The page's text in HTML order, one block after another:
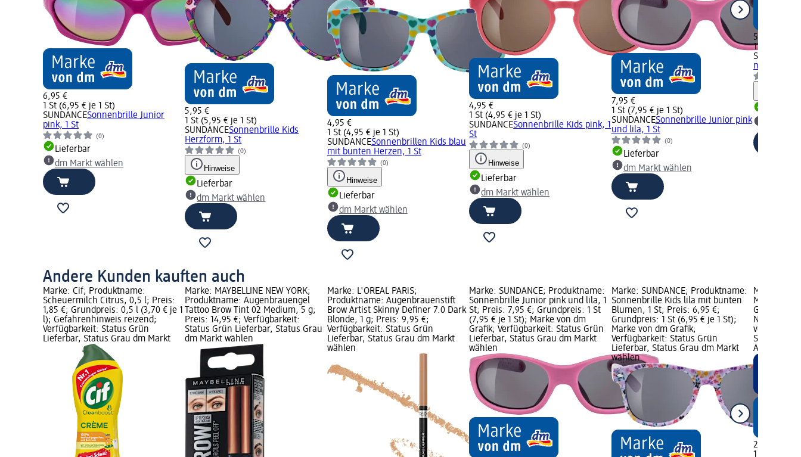
6,95 €
1 St (6,95 € je 1 St)
SUNDANCESonnenbrille Junior
pink, 1 St
(0)
Lieferbar
dm Markt wählen
5,95 €
1 St (5,95 € je 1 St)
SUNDANCESonnenbrille Kids
Herzform, 1 St
(0)
Hinweise
Lieferbar
dm Markt wählen
4,95 €
1 St (4,95 € je 1 St)
SUNDANCESonnenbrillen Kids blau
mit bunten Herzen, 1 St
(0)
Hinweise
Lieferbar
dm Markt wählen
4,95 €
1 St (4,95 € je 1 St)
SUNDANCESonnenbrille Kids pink, 1
St
(0)
Hinweise
Lieferbar
dm Markt wählen
7,95 €
1 St (7,95 € je 1 St)
SUNDANCESonnenbrille Junior pink
und lila, 1 St
(0)
Lieferbar
dm Markt wählen
5,95 €
1 St (5,95 €
SUNDANCE
mit Glitzer,
Andere Kunden kauften auch
Marke: Cif; Produktname:
Scheuermilch Citrus, 0,5 l; Preis:
1,85 €; Grundpreis: 0,5 l (3,70 € je 1
l); Gefahrenhinweis reizend;
Verfügbarkeit: Status Grün
Lieferbar, Status Grau dm Markt
Marke: MAYBELLINE NEW YORK;
Produktname: Augenbrauengel
Tattoo Brow Tint 02 Medium, 5 g;
Preis: 14,95 €; Verfügbarkeit:
Status Grün Lieferbar, Status Grau
dm Markt wählen
Marke: L'ORÉAL PARiS;
Produktname: Augenbrauenstift
Brow Artist Skinny Definer 7.0 Dark
Blonde, 1 g; Preis: 9,95 €;
Verfügbarkeit: Status Grün
Lieferbar, Status Grau dm Markt
wählen
Marke: SUNDANCE; Produktname:
Sonnenbrille Junior pink und lila, 1
St; Preis: 7,95 €; Grundpreis: 1 St
(7,95 € je 1 St); Marke von dm
Grafik; Verfügbarkeit: Status Grün
Lieferbar, Status Grau dm Markt
wählen
Marke: SUNDANCE; Produktname:
Sonnenbrille Kids lila mit bunten
Blumen, 1 St; Preis: 6,95 €;
Grundpreis: 1 St (6,95 € je 1 St);
Marke von dm Grafik;
Verfügbarkeit: Status Grün
Lieferbar, Status Grau dm Markt
wählen
Marke:
Messer
Nur online
von dm
Status
Alle dm
2,95 €
1 St (2,95 €